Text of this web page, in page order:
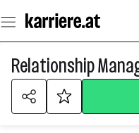
Seiteninhalt
springen
Relationship